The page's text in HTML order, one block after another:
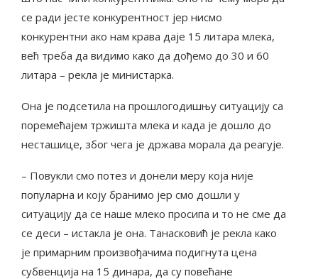
се ради јесте конкурентност јер нисмо
конкурентни ако нам крава даје 15 литара млека,
већ треба да видимо како да дођемо до 30 и 60
литара – рекла је министарка.
Она је подсетила на прошлогодишњу ситуацију са
поремећајем тржишта млека и када је дошло до
несташице, због чега је држава морала да реагује.
– Повукли смо потез и донели меру која није
популарна и коју бранимо јер смо дошли у
ситуацију да се наше млеко просипа и то не сме да
се деси – истакла је она. Танасковић је рекла како
је примарним произвођачима подигнута цена
субвенција на 15 динара, да су повећане